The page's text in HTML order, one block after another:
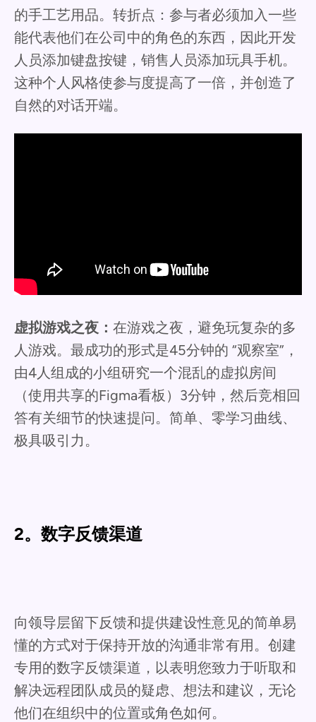
的手工艺用品。转折点：参与者必须加入一些
能代表他们在公司中的角色的东西，因此开发
人员添加键盘按键，销售人员添加玩具手机。
这种个人风格使参与度提高了一倍，并创造了
自然的对话开端。
虚拟游戏之夜： 在游戏之夜，避免玩复杂的多
人游戏。最成功的形式是45分钟的 “观察室”，
由4人组成的小组研究一个混乱的虚拟房间
（使用共享的Figma看板）3分钟，然后竞相回
答有关细节的快速提问。简单、零学习曲线、
极具吸引力。
2。数字反馈渠道
向领导层留下反馈和提供建设性意见的简单易
懂的方式对于保持开放的沟通非常有用。创建
专用的数字反馈渠道，以表明您致力于听取和
解决远程团队成员的疑虑、想法和建议，无论
他们在组织中的位置或角色如何。